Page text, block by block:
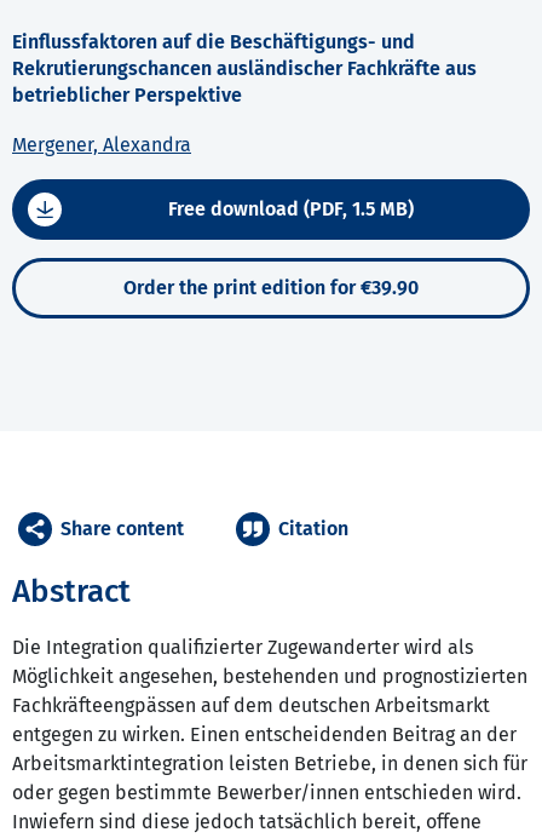
Einflussfaktoren auf die Beschäftigungs- und
Rekrutierungschancen ausländischer Fachkräfte aus
betrieblicher Perspektive
Mergener, Alexandra
Free download (PDF, 1.5 MB)
Order the print edition for €39.90
Abstract
Die Integration qualifizierter Zugewanderter wird als
Möglichkeit angesehen, bestehenden und prognostizierten
Fachkräfteengpässen auf dem deutschen Arbeitsmarkt
entgegen zu wirken. Einen entscheidenden Beitrag an der
Arbeitsmarktintegration leisten Betriebe, in denen sich für
oder gegen bestimmte Bewerber/innen entschieden wird.
Inwiefern sind diese jedoch tatsächlich bereit, offene
Share content Citation